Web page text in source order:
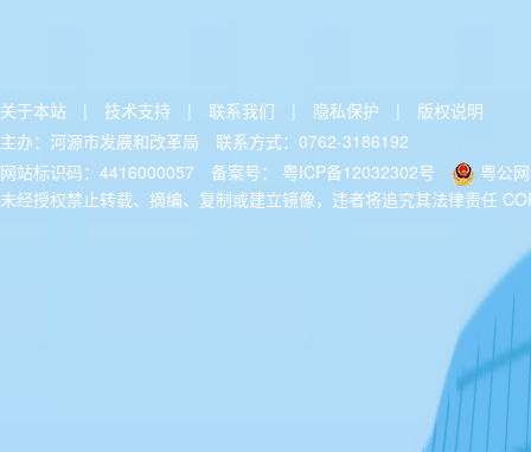
关于本站 | 技术支持 | 联系我们 | 隐私保护 |
版权说明
主办：河源市发展和改革局
联系方式：0762-3186192
网站标识码：4416000057
备案号： 粤ICP备12032302号
粤公
未经授权禁止转载、摘编、复制或建立镜像，违者将追究其法律责任